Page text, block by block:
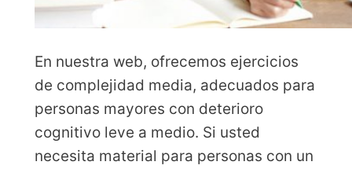
En nuestra web, ofrecemos ejercicios
de complejidad media, adecuados para
personas mayores con deterioro
cognitivo leve a medio. Si usted
necesita material para personas con un